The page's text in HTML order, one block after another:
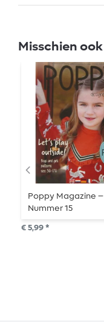
Misschien
Poppy Magazine –
Nummer 15
€ 5,99 *